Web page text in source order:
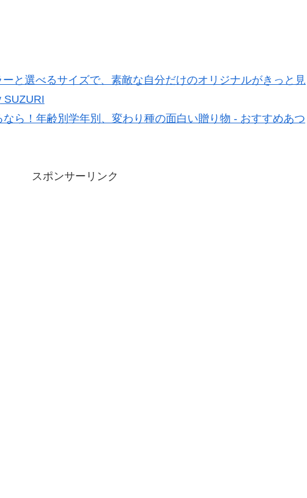
と選べるサイズで、素敵な自分だけのオリジナルがきっと見
SUZURI
ら！年齢別学年別、変わり種の面白い贈り物 - おすすめあつ
スポンサーリンク